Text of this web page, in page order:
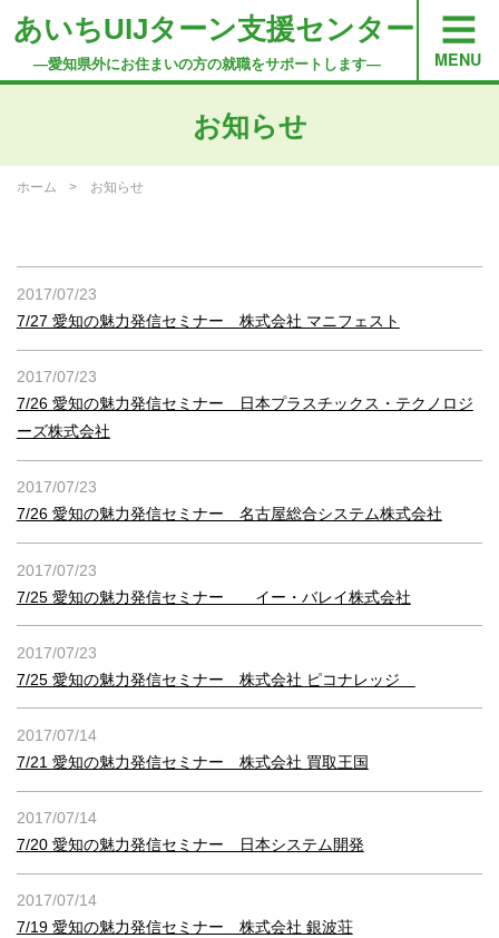
あいちUIJターン支援センター
―愛知県外にお住まいの方の就職をサポートします―
お知らせ
ホーム お知らせ
2017/07/23
7/27 愛知の魅力発信セミナー 株式会社 マニフェスト
2017/07/23
7/26 愛知の魅力発信セミナー 日本プラスチックス・テクノロジ
ーズ株式会社
2017/07/23
7/26 愛知の魅力発信セミナー 名古屋総合システム株式会社
2017/07/23
7/25 愛知の魅力発信セミナー イー・バレイ株式会社
2017/07/23
7/25 愛知の魅力発信セミナー 株式会社 ピコナレッジ
2017/07/14
7/21 愛知の魅力発信セミナー 株式会社 買取王国
2017/07/14
7/20 愛知の魅力発信セミナー 日本システム開発
2017/07/14
7/19 愛知の魅力発信セミナー 株式会社 銀波荘